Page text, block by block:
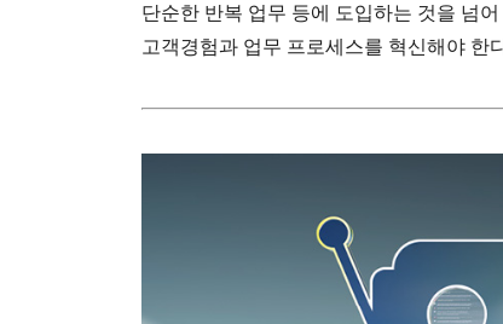
단순한 반복 업무 등에 도입하는 것을 넘
고객경험과 업무 프로세스를 혁신해야 한